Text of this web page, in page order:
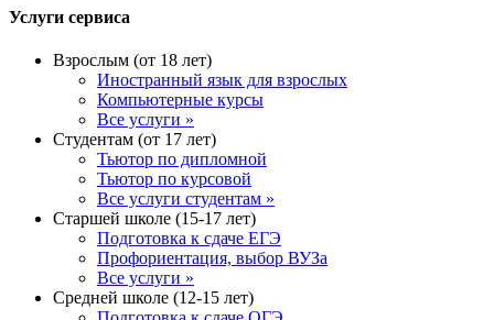
Услуги сервиса
Взрослым (от 18 лет)
Иностранный язык для взрослых
Компьютерные курсы
Все услуги »
Студентам (от 17 лет)
Тьютор по дипломной
Тьютор по курсовой
Все услуги студентам »
Старшей школе (15-17 лет)
Подготовка к сдаче ЕГЭ
Профориентация, выбор ВУЗа
Все услуги »
Средней школе (12-15 лет)